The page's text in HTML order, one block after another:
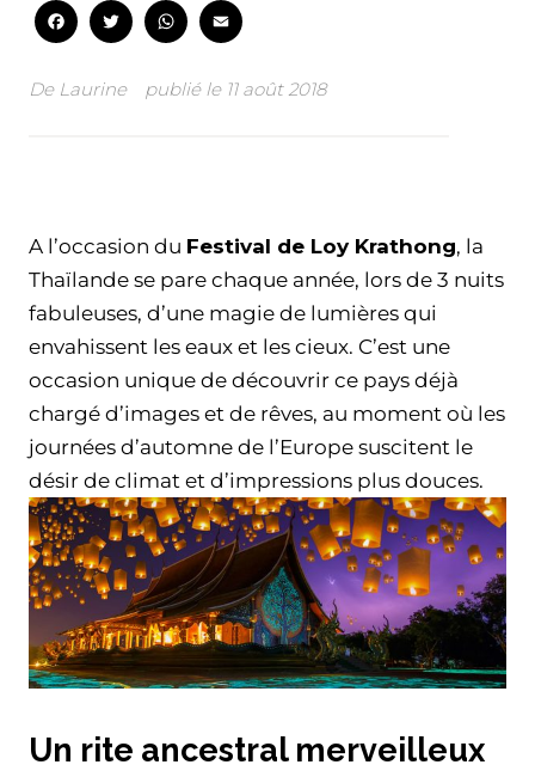
FacebookTwitterWhatsApp
De Laurine publié le 11 août 2018
A l’occasion du Festival de Loy Krathong, la
Thaïlande se pare chaque année, lors de 3 nuits
fabuleuses, d’une magie de lumières qui
envahissent les eaux et les cieux. C’est une
occasion unique de découvrir ce pays déjà
chargé d’images et de rêves, au moment où les
journées d’automne de l’Europe suscitent le
désir de climat et d’impressions plus douces.
Un rite ancestral merveilleux